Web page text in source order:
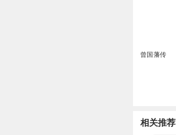
曾国藩传
相关推荐